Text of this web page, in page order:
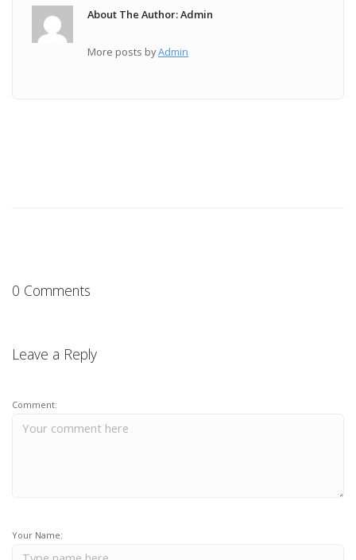
About The Author: Admin
More posts byAdmin
0 Comments
Leave a Reply
Comment:
Your Name: